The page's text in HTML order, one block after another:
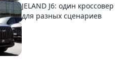
JELAND J6: один кроссовер
для разных сценариев